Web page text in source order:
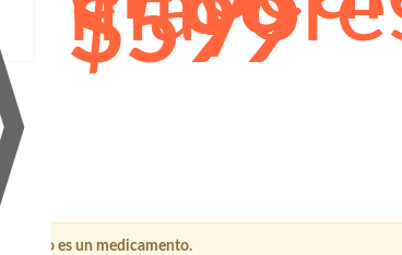
$599
no es un medicamento.